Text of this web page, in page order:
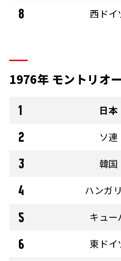
西ドイ
1976年 モントリオ
日本
ソ連
韓国
ハンガ
キュー
東ドイ